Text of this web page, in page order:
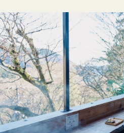
NEWS
FAQ & CONTACT 関連リンク
プ
小田急電鉄 HP
Copyright © HAKONATURE All
#ローカルな体験をしたい
#子
#地域の人との会話・繋がり
#
アクティビティ
#トレッキング #トレイルラン
#ワークショップ
#イベント